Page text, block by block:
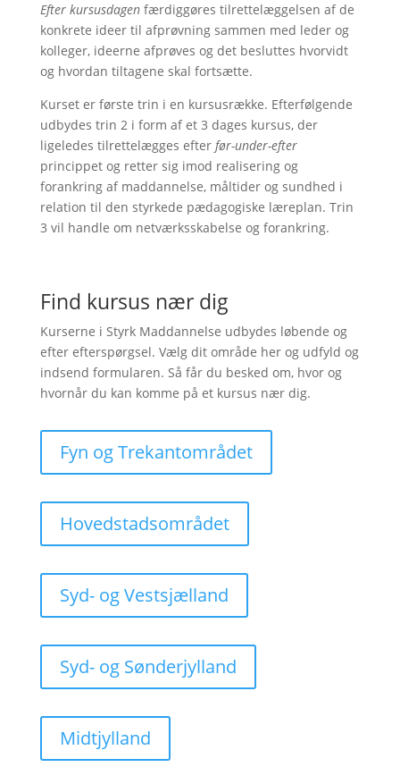
Efter kursusdagenfærdiggøres tilrettelæggelsen af de
konkrete ideer til afprøvning sammen med leder og
kolleger, ideerne afprøves og det besluttes hvorvidt
og hvordan tiltagene skal fortsætte.
Kurset er første trin i en kursusrække. Efterfølgende
udbydes trin 2 i form af et 3 dages kursus, der
ligeledes tilrettelægges efter før-under-efter
princippet og retter sig imod realisering og
forankring af maddannelse, måltider og sundhed i
relation til den styrkede pædagogiske læreplan. Trin
3 vil handle om netværksskabelse og forankring.
Find kursus nær dig
​Kurserne i Styrk Maddannelse udbydes løbende og
efter efterspørgsel. Vælg dit område her og udfyld og
indsend formularen. Så får du besked om, hvor og
hvornår du kan komme på et kursus nær dig.
Fyn og Trekantområdet
Hovedstadsområdet
Syd- og Vestsjælland
Syd- og Sønderjylland
Midtjylland